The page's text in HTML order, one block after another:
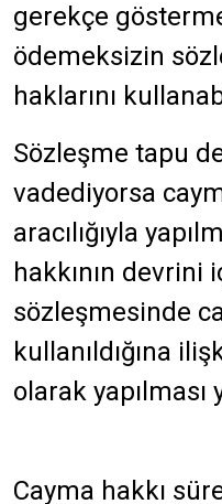
gerekçe
ödemeksizin
haklarını
Sözleşme tapu
vadediyorsa
aracılığıyla
hakkının devrini
sözleşmesinde
kullanıldığına
olarak yapılması
Cayma hakkı